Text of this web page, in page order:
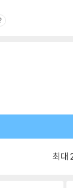
최대